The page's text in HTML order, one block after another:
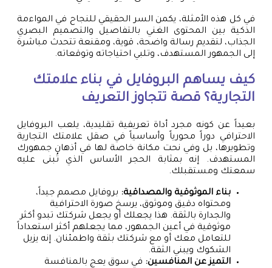
في كل هذه الأمثلة، يكمن السر الحقيقي للنجاح في المواءمة
الذكية بين المحتوى الغني بالتفاصيل والتصميم البصري
الجذاب، لتقديم رسالة واضحة، قوية، ومقنعة تتحدث مباشرة
إلى الجمهور المستهدف، وتلبي احتياجاته وتوقعاته.
كيف يساهم البروفايل في بناء علامتك
التجارية؟ قصة تتجاوز التعريف
بعيداً عن كونه مجرد أداة تعريفية تقليدية، يلعب البروفايل
الاحترافي دوراً محورياً وأساسياً في صقل علامتك التجارية
وتطويرها، بل وفي نحت مكانة خاصة لها في أذهان جمهورك
المستهدف. إنه بمثابة الحجر الأساس الذي تُبنى عليه
سمعتك ومستقبلك.
بناء الموثوقية والمصداقية: بروفايل مصمم جيداً،
ومحتواه دقيق وموثوق، يرسخ صورة الاحترافية
والجدارة بالثقة. هذا يجعلك أو يجعل شركتك تبدو أكثر
موثوقية في أعين الجمهور، مما يجعلهم أكثر استعداداً
للتعامل معك أو مع شركتك بثقة واطمئنان. إنه يزيل
الشكوك ويبني الثقة.
التميز عن المنافسين: في سوق يعج بالمنافسة